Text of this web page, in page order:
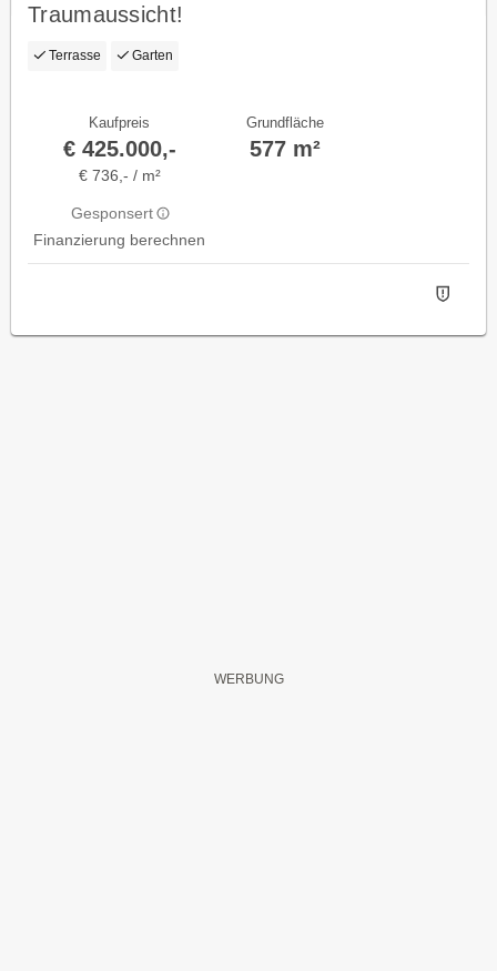
Traumaussicht!
Terrasse Garten
Kaufpreis
€ 425.000,-
€ 736,- / m²
Gesponsert
Finanzierung berechnen
Grundfläche
577 m²